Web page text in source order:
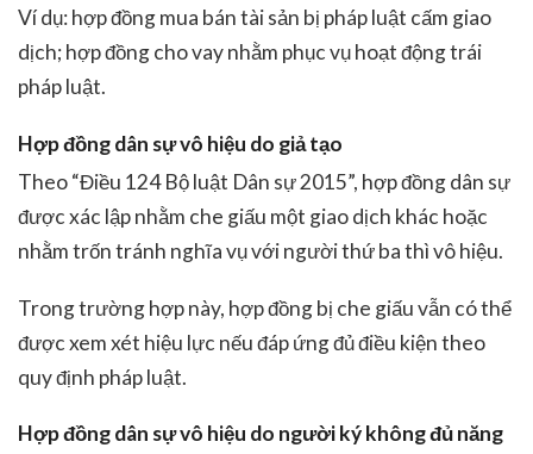
Ví dụ: hợp đồng mua bán tài sản bị pháp luật cấm giao
dịch; hợp đồng cho vay nhằm phục vụ hoạt động trái
pháp luật.
Hợp đồng dân sự vô hiệu do giả tạo
Theo “Điều 124 Bộ luật Dân sự 2015”, hợp đồng dân sự
được xác lập nhằm che giấu một giao dịch khác hoặc
nhằm trốn tránh nghĩa vụ với người thứ ba thì vô hiệu.
Trong trường hợp này, hợp đồng bị che giấu vẫn có thể
được xem xét hiệu lực nếu đáp ứng đủ điều kiện theo
quy định pháp luật.
Hợp đồng dân sự vô hiệu do người ký không đủ năng